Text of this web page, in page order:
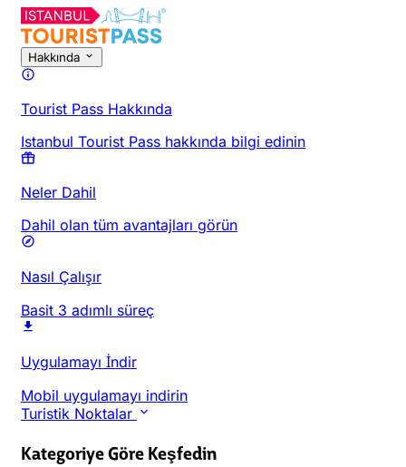
Hakkında
Tourist Pass Hakkında
Istanbul Tourist Pass hakkında bilgi edinin
Neler Dahil
Dahil olan tüm avantajları görün
Nasıl Çalışır
Basit 3 adımlı süreç
Uygulamayı İndir
Mobil uygulamayı indirin
Turistik Noktalar
Kategoriye Göre Keşfedin